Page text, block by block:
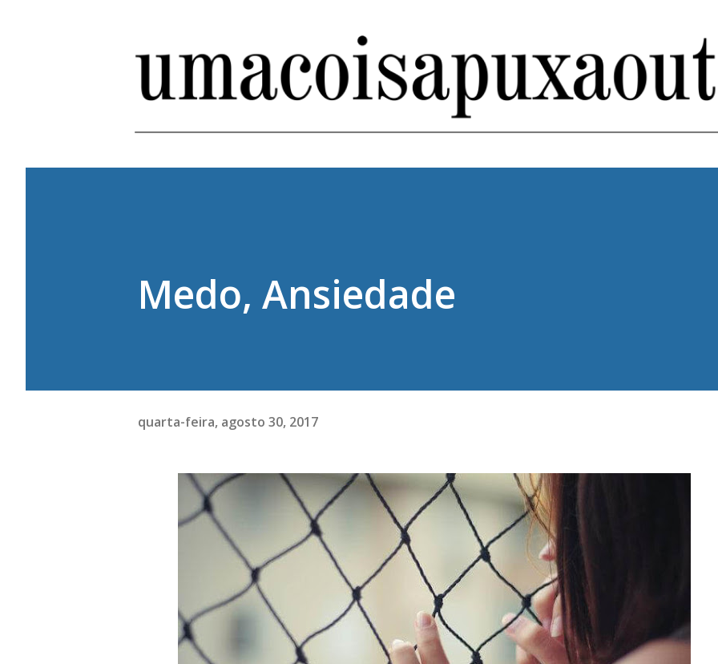
Medo, Ansiedade
quarta-feira, agosto 30, 2017